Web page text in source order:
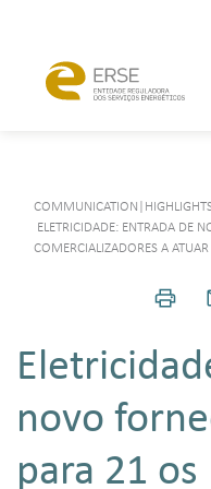
COMMUNICATION
ELETRICIDADE: ENTRADA DE
COMERCIALIZADORES A
novo
para 21 os